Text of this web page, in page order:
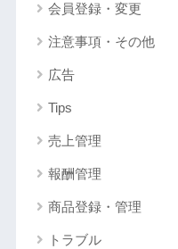
会員登録・変更
注意事項・その他
広告
Tips
売上管理
報酬管理
商品登録・管理
トラブル